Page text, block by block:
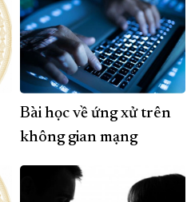
Bài học về ứng xử trên
không gian mạng